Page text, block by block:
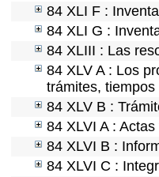
84 XLI F :
84 XLI G :
84 XLIII : Las
84 XLV A : Los
trámites,
84 XLV B :
84 XLVI A :
84 XLVI B :
84 XLVI C :